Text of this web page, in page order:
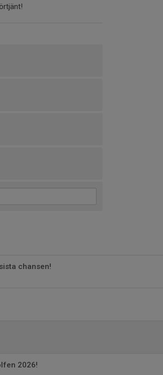
chansen!
2026!